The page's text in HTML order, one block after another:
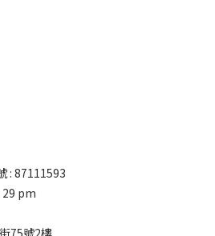
: 87111593
29 pm